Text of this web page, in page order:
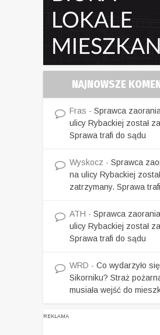
NAJNOWSZE
Fras - Sprawca
ulicy Rybackiej został
Sprawa trafi do sądu
Wyskocz - Sprawca
na ulicy Rybackiej został
zatrzymany. Sprawa
ATH - Sprawca
ulicy Rybackiej został
Sprawa trafi do sądu
WRD - Co wydarzyło
Sikorniku? Straż
musiała wejść do
REKLAMA